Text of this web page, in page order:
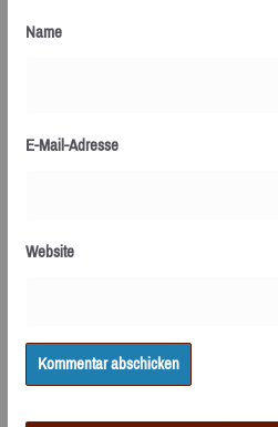
Name
E-Mail-Adresse
Website